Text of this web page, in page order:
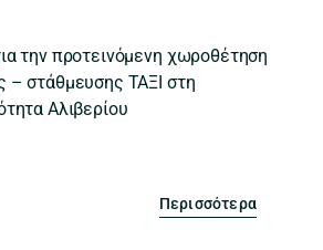
την προτεινόμενη χωροθέτηση
– στάθμευσης ΤΑΞΙ στη
Αλιβερίου
Περισσότερα